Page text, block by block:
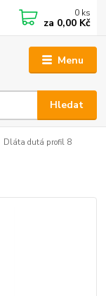
Menu
Hledat
0 ks
za 0,00 Kč
Dláta dutá profil 8